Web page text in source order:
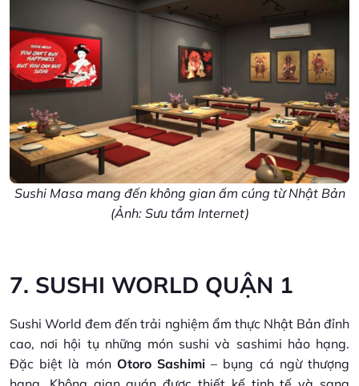
Sushi Masa mang đến không gian ấm cúng từ Nhật Bản
(Ảnh: Sưu tầm Internet)
7. SUSHI WORLD QUẬN 1
Sushi World đem đến trải nghiệm ẩm thực Nhật Bản đỉnh
cao, nơi hội tụ những món sushi và sashimi hảo hạng.
Đặc biệt là món Otoro Sashimi – bụng cá ngừ thượng